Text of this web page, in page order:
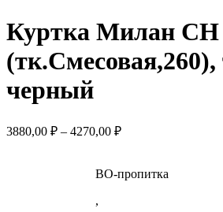
Куртка Милан CH
черный
3880,00 ₽ – 4270,00 ₽
ВО-пропитка
,